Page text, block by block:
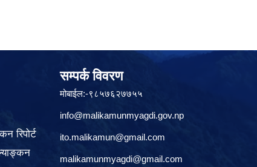
रिपोर्ट
सम्पर्क विवरण
मोबाईल:-९८५७६२७७५५
info@malikamunmyagdi.gov.np
ito.malikamun@gmail.com
malikamunmyagdi@gmail.com